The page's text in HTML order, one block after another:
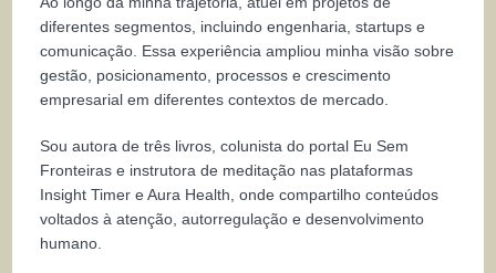
diferentes segmentos, incluindo engenharia, startups e
comunicação. Essa experiência ampliou minha visão sobre
gestão, posicionamento, processos e crescimento
empresarial em diferentes contextos de mercado.
Sou autora de três livros, colunista do portal Eu Sem
Fronteiras e instrutora de meditação nas plataformas
Insight Timer e Aura Health, onde compartilho conteúdos
voltados à atenção, autorregulação e desenvolvimento
humano.